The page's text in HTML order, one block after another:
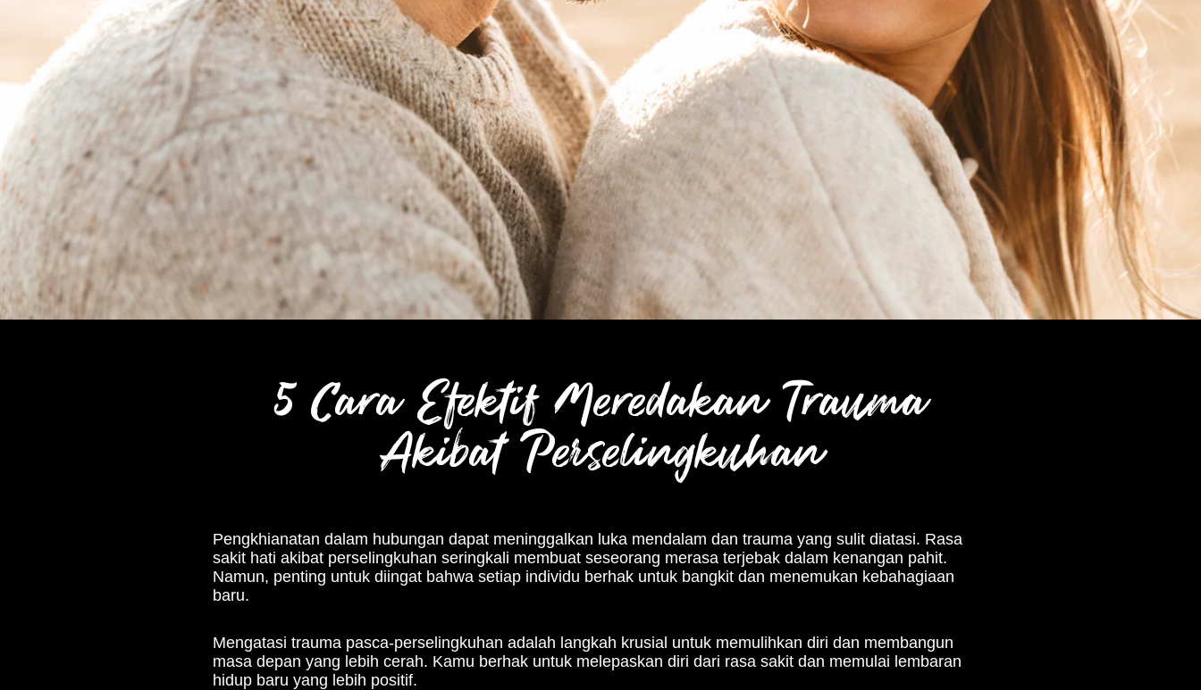
5 Cara Efektif Meredakan Trauma
Akibat Perselingkuhan
Pengkhianatan dalam hubungan dapat meninggalkan luka mendalam dan trauma yang sulit diatasi. Rasa
sakit hati akibat perselingkuhan seringkali membuat seseorang merasa terjebak dalam kenangan pahit.
Namun, penting untuk diingat bahwa setiap individu berhak untuk bangkit dan menemukan kebahagiaan
baru.
Mengatasi trauma pasca-perselingkuhan adalah langkah krusial untuk memulihkan diri dan membangun
masa depan yang lebih cerah. Kamu berhak untuk melepaskan diri dari rasa sakit dan memulai lembaran
hidup baru yang lebih positif.